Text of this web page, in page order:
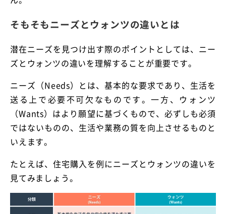
そもそもニーズとウォンツの違いとは
潜在ニーズを見つけ出す際のポイントとしては、ニー
ズとウォンツの違いを理解することが重要です。
ニーズ（Needs）とは、基本的な要求であり、生活を
送る上で必要不可欠なものです。一方、ウォンツ
（Wants）はより願望に基づくもので、必ずしも必須
ではないものの、生活や業務の質を向上させるものと
いえます。
たとえば、住宅購入を例にニーズとウォンツの違いを
見てみましょう。